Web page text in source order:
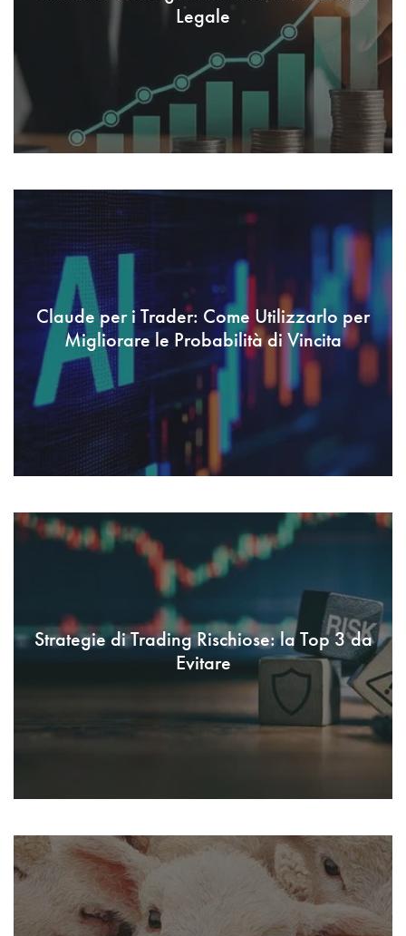
Legale
Claude per i Trader: Come Utilizzarlo per
Migliorare le Probabilità di Vincita
Strategie di Trading Rischiose: la Top 3 da
Evitare